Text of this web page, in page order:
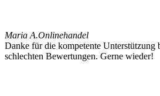
Maria A.Onlinehandel
Danke für die kompetente Unterstützung
schlechten Bewertungen. Gerne wieder!